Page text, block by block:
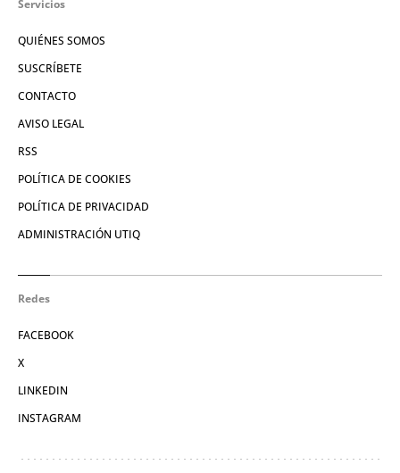
Servicios
QUIÉNES SOMOS
SUSCRÍBETE
CONTACTO
AVISO LEGAL
RSS
POLÍTICA DE COOKIES
POLÍTICA DE PRIVACIDAD
ADMINISTRACIÓN UTIQ
Redes
FACEBOOK
X
LINKEDIN
INSTAGRAM